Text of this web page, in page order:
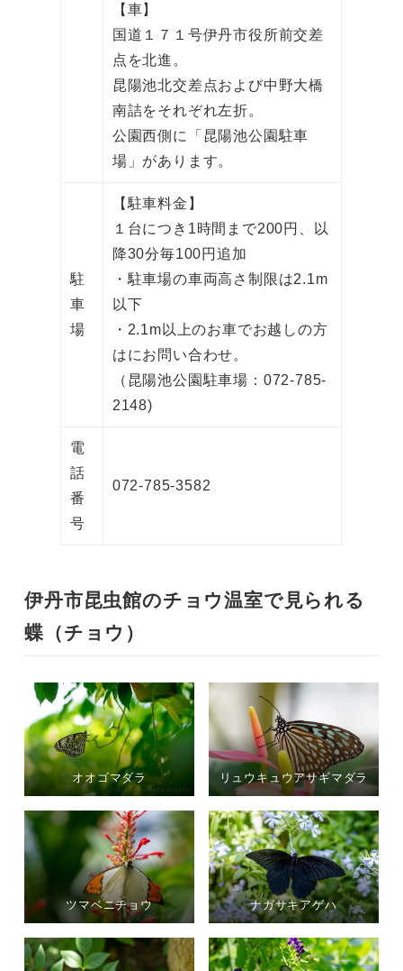
【車】
国道１７１号伊丹市役所前交差
点を北進。
昆陽池北交差点および中野大橋
南詰をそれぞれ左折。
公園西側に「昆陽池公園駐車
場」があります。
駐
車
場
【駐車料金】
１台につき1時間まで200円、以
降30分毎100円追加
・駐車場の車両高さ制限は2.1m
以下
・2.1m以上のお車でお越しの方
はにお問い合わせ。
（昆陽池公園駐車場：072-785-
2148)
電
話
番
号
072-785-3582
伊丹市昆虫館のチョウ温室で見られる
蝶（チョウ）
オオゴマダラ リュウキュウアサギマダラ
ツマベニチョウ ナガサキアゲハ